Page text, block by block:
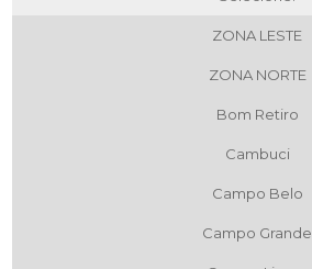
ZONA LESTE
ZONA NORTE
Bom Retiro
Cambuci
Campo Belo
Campo Grande